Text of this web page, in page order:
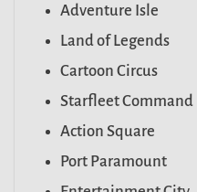
Adventure Isle
Land of Legends
Cartoon Circus
Starfleet Command
Action Square
Port Paramount